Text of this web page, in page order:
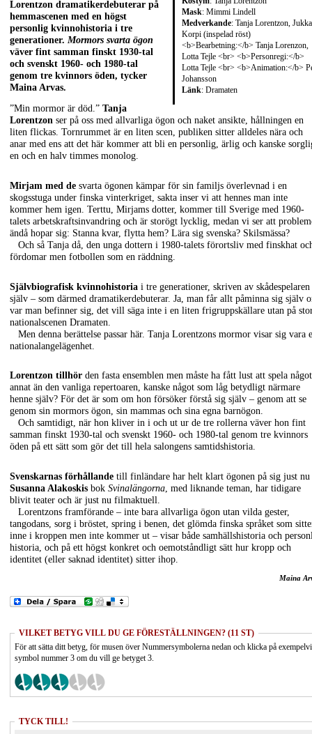
Mask: Mimmi Lindell
Medverkande: Tanja Lorentzon, Jukka
Korpi (inspelad röst)
<b>Bearbetning:</b> Tanja Lorenzon,
Lotta Tejle <br> <b>Personregi:</b>
Lotta Tejle <br> <b>Animation:</b>
Johansson
Länk: Dramaten
Lorentzon dramatikerdebuterar på
hemmascenen med en högst
personlig kvinnohistoria i tre
generationer. Mormors svarta ögon
väver fint samman finskt 1930-tal
och svenskt 1960- och 1980-tal
genom tre kvinnors öden, tycker
Maina Arvas.
”Min mormor är död.” Tanja
Lorentzon ser på oss med allvarliga ögon och naket ansikte, hållningen en
liten flickas. Tornrummet är en liten scen, publiken sitter alldeles nära och
anar med ens att det här kommer att bli en personlig, ärlig och kanske
en och en halv timmes monolog.
Mirjam med de svarta ögonen kämpar för sin familjs överlevnad i en
skogsstuga under finska vinterkriget, sakta inser vi att hennes man inte
kommer hem igen. Terttu, Mirjams dotter, kommer till Sverige med 1960-
talets arbetskraftsinvandring och är storögt lycklig, medan vi ser att
ändå hopar sig: Stanna kvar, flytta hem? Lära sig svenska? Skilsmässa?
Och så Tanja då, den unga dottern i 1980-talets förortsliv med finskhat
fördomar men fotbollen som en räddning.
Självbiografisk kvinnohistoria i tre generationer, skriven av skådespelaren
själv – som därmed dramatikerdebuterar. Ja, man får allt påminna sig själv
var man befinner sig, det vill säga inte i en liten frigruppskällare utan på
nationalscenen Dramaten.
Men denna berättelse passar här. Tanja Lorentzons mormor visar sig vara
nationalangelägenhet.
Lorentzon tillhör den fasta ensemblen men måste ha fått lust att spela något
annat än den vanliga repertoaren, kanske något som låg betydligt närmare
henne själv? För det är som om hon försöker förstå sig själv – genom att se
genom sin mormors ögon, sin mammas och sina egna barnögon.
Och samtidigt, när hon kliver in i och ut ur de tre rollerna väver hon fint
samman finskt 1930-tal och svenskt 1960- och 1980-tal genom tre kvinnors
öden på ett sätt som gör det till hela salongens samtidshistoria.
Svenskarnas förhållande till finländare har helt klart ögonen på sig just nu
Susanna Alakoskis bok Svinalängorna , med liknande teman, har tidigare
blivit teater och är just nu filmaktuell.
Lorentzons framförande – inte bara allvarliga ögon utan vilda gester,
tangodans, sorg i bröstet, spring i benen, det glömda finska språket som
inne i kroppen men inte kommer ut – visar både samhällshistoria och
historia, och på ett högst konkret och oemotståndligt sätt hur kropp och
identitet (eller saknad identitet) sitter ihop.
Maina
VILKET BETYG VILL DU GE FÖRESTÄLLNINGEN? (11 ST)
För att sätta ditt betyg, för musen över Nummersymbolerna nedan och klicka på
symbol nummer 3 om du vill ge betyget 3.
TYCK TILL!